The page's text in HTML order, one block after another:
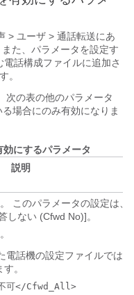
> ユーザ > 通話転送にあ
た、パラメータを設定す
話構成ファイルに追加さ
。
次の表の他のパラメータ
場合にのみ有効になりま
にするパラメータ
説明
このパラメータの設定は、
しない (Cfwd No)]。
電話機の設定ファイルでは
。
可</Cfwd_All>